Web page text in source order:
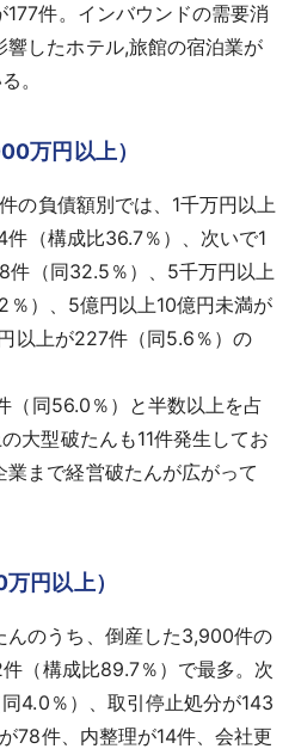
件。インバウンドの需要消
したホテル,旅館の宿泊業が
。
万円以上）
の負債額別では、1千万円以上
（構成比36.7％）、次いで1
件（同32.5％）、5千万円以上
％）、5億円以上10億円未満が
以上が227件（同5.6％）の
同56.0％）と半数以上を占
大型破たんも11件発生してお
業まで経営破たんが広がって
円以上）
のうち、倒産した3,900件の
（構成比89.7％）で最多。次
4.0％）、取引停止処分が143
78件、内整理が14件、会社更